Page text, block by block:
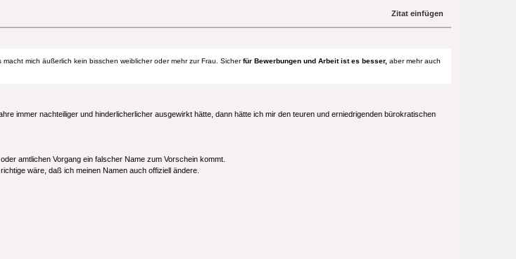
Zitat einfügen
mich äußerlich kein bisschen weiblicher oder mehr zur Frau. Sicherfür Bewerbungen und Arbeit ist es besser, aber mehr auch
immer nachteiliger und hinderlicherlicher ausgewirkt hätte, dann hätte ich mir den teuren und erniedrigenden bürokratischen
amtlichen Vorgang ein falscher Name zum Vorschein kommt.
wäre, daß ich meinen Namen auch offiziell ändere.